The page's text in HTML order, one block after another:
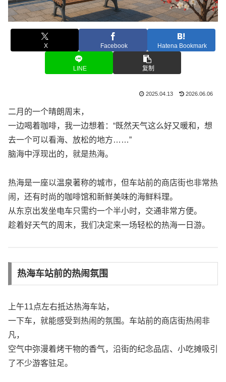
X Facebook Hatena Bookmark
LINE 复制
2025.04.13 2026.06.06
二月的一个晴朗周末，
一边喝着咖啡，我一边想着：“既然天气这么好又暖和，想
去一个可以看海、放松的地方……”
脑海中浮现出的，就是热海。
热海是一座以温泉著称的城市，但车站前的商店街也非常热
闹，还有时尚的咖啡馆和新鲜美味的海鲜料理。
从东京出发坐电车只需约一个半小时，交通非常方便。
趁着好天气的周末，我们决定来一场轻松的热海一日游。
热海车站前的热闹氛围
上午11点左右抵达热海车站，
一下车，就能感受到热闹的氛围。车站前的商店街热闹非
凡，
空气中弥漫着烤干物的香气，沿街的纪念品店、小吃摊吸引
了不少游客驻足。